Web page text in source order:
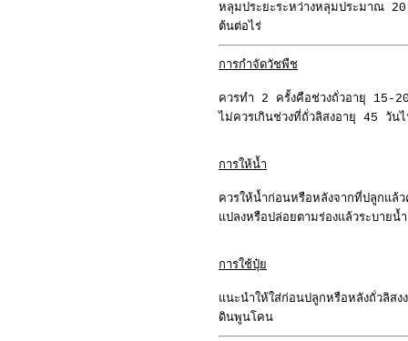
หลุมประยะระหว่างหลุมประมาณ
ต้นต่อไร่
การกำจัดวัชพืช
ควรทำ 2 ครั้งคือช่วงถั่วอายุ 15-
ไม่ควรเกินช่วงที่ถั่วลิสงอายุ 45 วันไ
การให้น้ำ
ควรให้น้ำก่อนหรือหลังจากที่ปลูกแ
แปลงหรือปล่อยตามร่องแล้วระบายน้
การใช้ปุ๋ย
แนะนำให้ใส่ก่อนปลูกหรือหลังถั่วลิส
ดินพูนโคน